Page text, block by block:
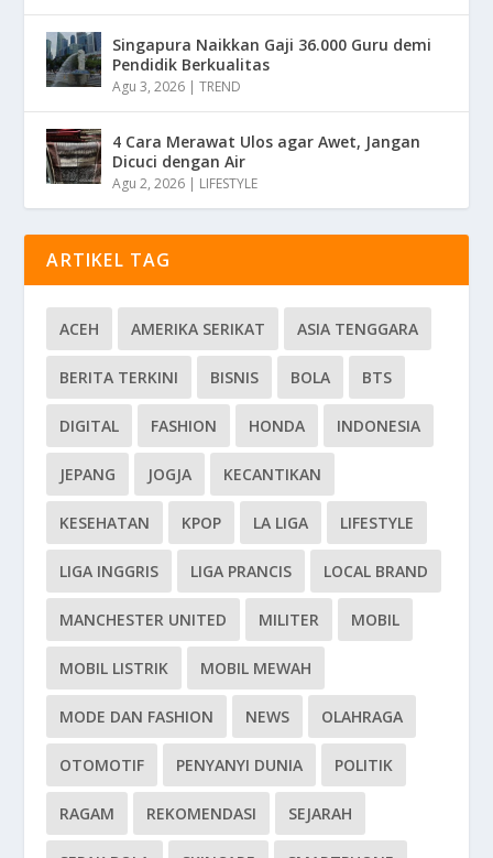
Singapura Naikkan Gaji 36.000 Guru demi
Pendidik Berkualitas
Agu 3, 2026 |TREND
4 Cara Merawat Ulos agar Awet, Jangan
Dicuci dengan Air
Agu 2, 2026 | LIFESTYLE
ARTIKEL TAG
ACEH AMERIKA SERIKAT ASIA TENGGARA
BERITA TERKINI BISNIS BOLA BTS
DIGITAL FASHION HONDA INDONESIA
JEPANG JOGJA KECANTIKAN
KESEHATAN KPOP LA LIGA LIFESTYLE
LIGA INGGRIS LIGA PRANCIS LOCAL BRAND
MANCHESTER UNITED MILITER MOBIL
MOBIL LISTRIK MOBIL MEWAH
MODE DAN FASHION NEWS OLAHRAGA
OTOMOTIF PENYANYI DUNIA POLITIK
RAGAM REKOMENDASI SEJARAH